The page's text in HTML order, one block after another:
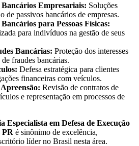
Bancários Empresariais: Soluções
de passivos bancários de empresas.
para Pessoas Físicas:
para indivíduos na gestão de seus
Bancárias: Proteção dos interesses
fraudes bancárias.
Defesa estratégica para clientes
financeiras com veículos.
Revisão de contratos de
e representação em processos de
Especialista em Defesa de Execução
PR é sinônimo de excelência,
líder no Brasil nesta área.